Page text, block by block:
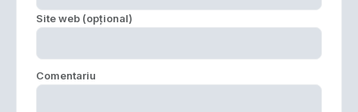
Site web (opțional)
Comentariu